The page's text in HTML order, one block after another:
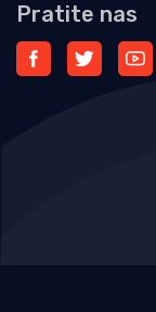
Pratite nas